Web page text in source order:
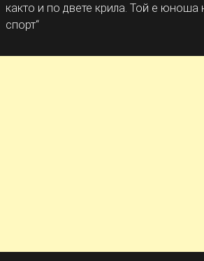
както и по двете крила. Той е юноша
спорт“